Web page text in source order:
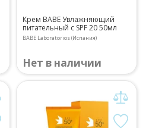
Крем BABE Увлажняющий
питательный с SPF 20 50мл
BABE Laboratorios (Испания)
Нет в наличии